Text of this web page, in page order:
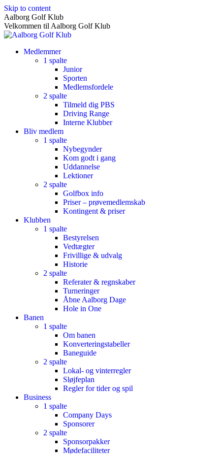
Skip to content
Aalborg Golf Klub
Velkommen til Aalborg Golf Klub
Medlemmer
1 spalte
Junior
Sporten
Medlemsfordele
2 spalte
Tilmeld dig PBS
Driving Range
Interne Klubber
Bliv medlem
1 spalte
Nybegynder
Kom godt i gang
Uddannelse
Lektioner
2 spalte
Golfbox info
Priser – prøvemedlemskab
Kontingent & priser
Klubben
1 spalte
Bestyrelsen
Vedtægter
Frivillige & udvalg
Historie
2 spalte
Referater & regnskaber
Turneringer
Åbne Aalborg Dage
Hole in One
Banen
1 spalte
Om banen
Konverteringstabeller
Baneguide
2 spalte
Lokal- og vinterregler
Sløjfeplan
Regler for tider og spil
Business
1 spalte
Company Days
Sponsorer
2 spalte
Sponsorpakker
Mødefaciliteter